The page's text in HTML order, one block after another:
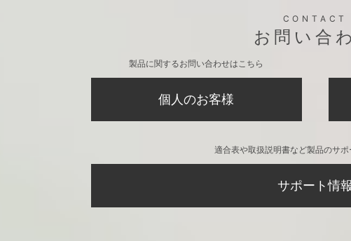
CONTACT
お問い合
製品に関するお問い合わせはこちら
個人のお客様
適合表や取扱説明書など製品のサ
サポート情報